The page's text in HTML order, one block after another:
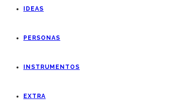
IDEAS
PERSONAS
INSTRUMENTOS
EXTRA